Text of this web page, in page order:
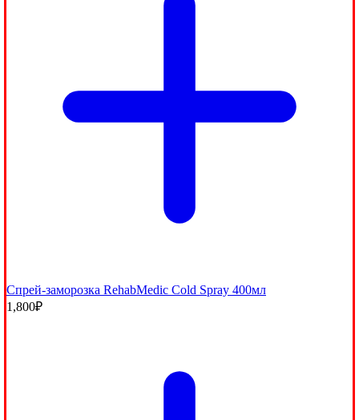
Спрей-заморозка RehabMedic Cold Spray 400мл
1,800₽